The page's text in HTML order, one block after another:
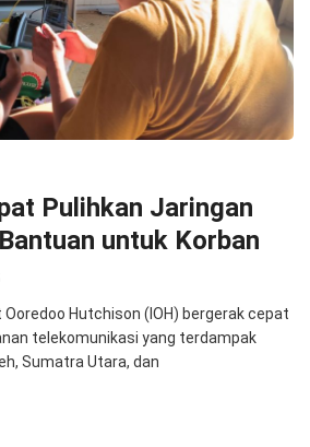
Pulihkan Jaringan
untuk Korban
Hutchison (IOH) bergerak cepat
telekomunikasi yang terdampak
Sumatra Utara, dan